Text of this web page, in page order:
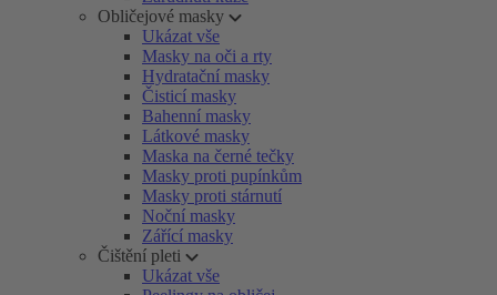
Obličejové masky
Ukázat vše
Masky na oči a rty
Hydratační masky
Čisticí masky
Bahenní masky
Látkové masky
Maska na černé tečky
Masky proti pupínkům
Masky proti stárnutí
Noční masky
Zářící masky
Čištění pleti
Ukázat vše